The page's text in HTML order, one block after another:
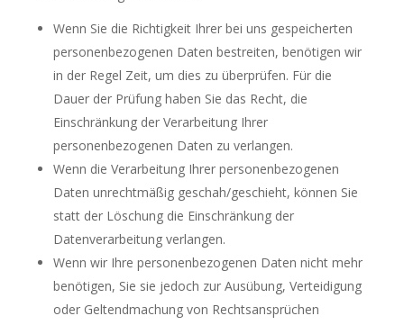
Wenn Sie die Richtigkeit Ihrer bei uns gespeicherten
personenbezogenen Daten bestreiten, benötigen wir
in der Regel Zeit, um dies zu überprüfen. Für die
Dauer der Prüfung haben Sie das Recht, die
Einschränkung der Verarbeitung Ihrer
personenbezogenen Daten zu verlangen.
Wenn die Verarbeitung Ihrer personenbezogenen
Daten unrechtmäßig geschah/geschieht, können Sie
statt der Löschung die Einschränkung der
Datenverarbeitung verlangen.
Wenn wir Ihre personenbezogenen Daten nicht mehr
benötigen, Sie sie jedoch zur Ausübung, Verteidigung
oder Geltendmachung von Rechtsansprüchen